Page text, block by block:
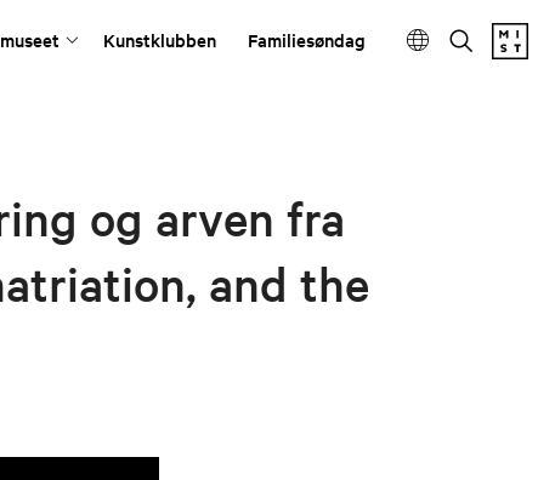
Kunstklubben Familiesøndag
og arven fra
and the